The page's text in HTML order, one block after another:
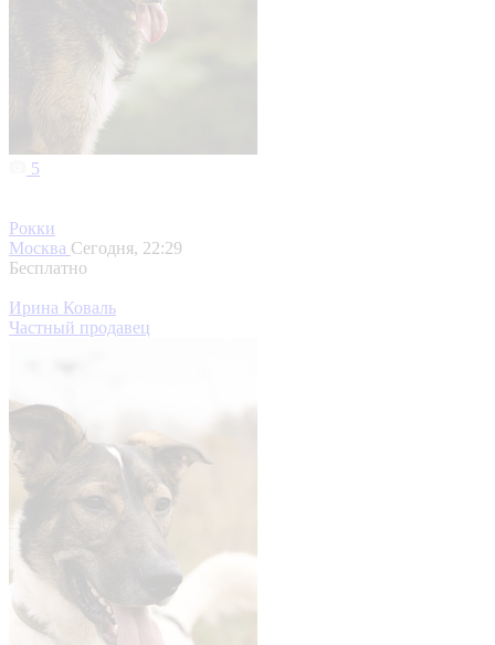
5
Рокки
Москва Сегодня, 22:29
Бесплатно
Ирина Коваль
Частный продавец